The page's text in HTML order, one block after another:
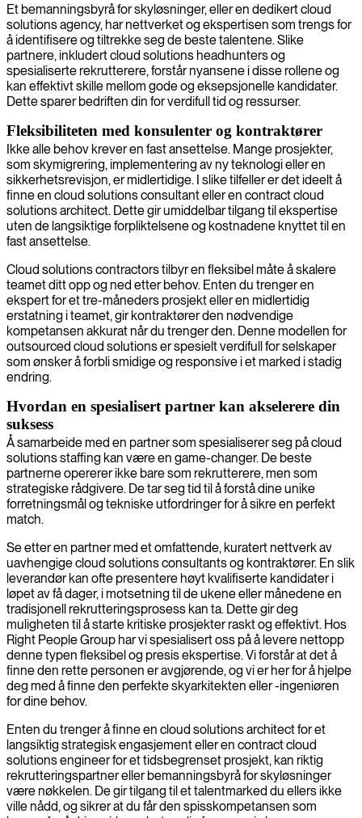
Et bemanningsbyrå for skyløsninger, eller en dedikert cloud
solutions agency, har nettverket og ekspertisen som trengs for
å identifisere og tiltrekke seg de beste talentene. Slike
partnere, inkludert cloud solutions headhunters og
spesialiserte rekrutterere, forstår nyansene i disse rollene og
kan effektivt skille mellom gode og eksepsjonelle kandidater.
Dette sparer bedriften din for verdifull tid og ressurser.
Fleksibiliteten med konsulenter og kontraktører
Ikke alle behov krever en fast ansettelse. Mange prosjekter,
som skymigrering, implementering av ny teknologi eller en
sikkerhetsrevisjon, er midlertidige. I slike tilfeller er det ideelt å
finne en cloud solutions consultant eller en contract cloud
solutions architect. Dette gir umiddelbar tilgang til ekspertise
uten de langsiktige forpliktelsene og kostnadene knyttet til en
fast ansettelse.
Cloud solutions contractors tilbyr en fleksibel måte å skalere
teamet ditt opp og ned etter behov. Enten du trenger en
ekspert for et tre-måneders prosjekt eller en midlertidig
erstatning i teamet, gir kontraktører den nødvendige
kompetansen akkurat når du trenger den. Denne modellen for
outsourced cloud solutions er spesielt verdifull for selskaper
som ønsker å forbli smidige og responsive i et marked i stadig
endring.
Hvordan en spesialisert partner kan akselerere din
suksess
Å samarbeide med en partner som spesialiserer seg på cloud
solutions staffing kan være en game-changer. De beste
partnerne opererer ikke bare som rekrutterere, men som
strategiske rådgivere. De tar seg tid til å forstå dine unike
forretningsmål og tekniske utfordringer for å sikre en perfekt
match.
Se etter en partner med et omfattende, kuratert nettverk av
uavhengige cloud solutions consultants og kontraktører. En slik
leverandør kan ofte presentere høyt kvalifiserte kandidater i
løpet av få dager, i motsetning til de ukene eller månedene en
tradisjonell rekrutteringsprosess kan ta. Dette gir deg
muligheten til å starte kritiske prosjekter raskt og effektivt. Hos
Right People Group har vi spesialisert oss på å levere nettopp
denne typen fleksibel og presis ekspertise. Vi forstår at det å
finne den rette personen er avgjørende, og vi er her for å hjelpe
deg med å finne den perfekte skyarkitekten eller -ingeniøren
for dine behov.
Enten du trenger å finne en cloud solutions architect for et
langsiktig strategisk engasjement eller en contract cloud
solutions engineer for et tidsbegrenset prosjekt, kan riktig
rekrutteringspartner eller bemanningsbyrå for skyløsninger
være nøkkelen. De gir tilgang til et talentmarked du ellers ikke
ville nådd, og sikrer at du får den spisskompetansen som